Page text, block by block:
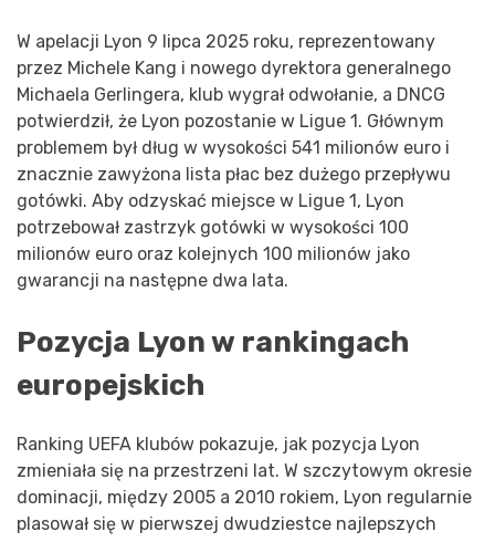
W apelacji Lyon 9 lipca 2025 roku, reprezentowany
przez Michele Kang i nowego dyrektora generalnego
Michaela Gerlingera, klub wygrał odwołanie, a DNCG
potwierdził, że Lyon pozostanie w Ligue 1. Głównym
problemem był dług w wysokości 541 milionów euro i
znacznie zawyżona lista płac bez dużego przepływu
gotówki. Aby odzyskać miejsce w Ligue 1, Lyon
potrzebował zastrzyk gotówki w wysokości 100
milionów euro oraz kolejnych 100 milionów jako
gwarancji na następne dwa lata.
Pozycja Lyon w rankingach
europejskich
Ranking UEFA klubów pokazuje, jak pozycja Lyon
zmieniała się na przestrzeni lat. W szczytowym okresie
dominacji, między 2005 a 2010 rokiem, Lyon regularnie
plasował się w pierwszej dwudziestce najlepszych